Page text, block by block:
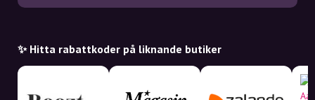
✨ Hitta rabattkoder på liknande butiker